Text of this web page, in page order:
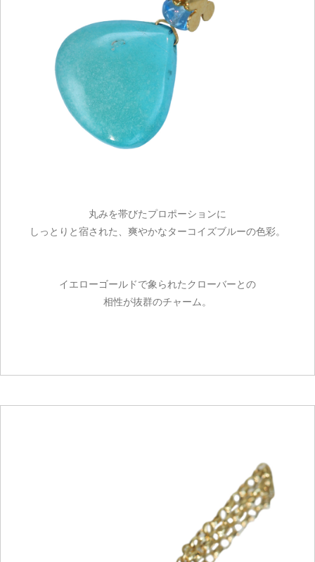
丸みを帯びたプロポーションに
しっとりと宿された、爽やかなターコイズブルーの色彩。
イエローゴールドで象られたクローバーとの
相性が抜群のチャーム。